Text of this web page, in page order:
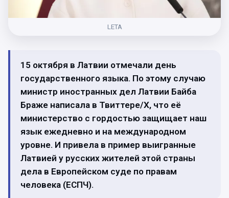
LETA
15 октября в Латвии отмечали день
государственного языка. По этому случаю
министр иностранных дел Латвии Байба
Браже написала в Твиттере/X, что её
министерство с гордостью защищает наш
язык ежедневно и на международном
уровне. И привела в пример выигранные
Латвией у русских жителей этой страны
дела в Европейском суде по правам
человека (ЕСПЧ).